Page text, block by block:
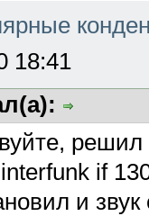
18:41
решил
if
и звук